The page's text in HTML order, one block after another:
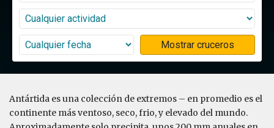
Mostrar cruceros
Antártida es una colección de extremos – en promedio es el
continente más ventoso, seco, frio, y elevado del mundo.